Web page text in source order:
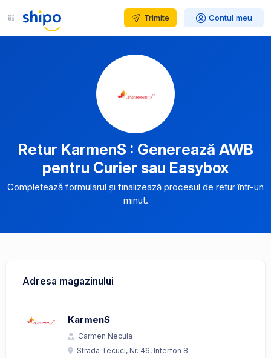
Trimite Contul meu
Retur KarmenS : Generează AWB
pentru Curier sau Easybox
Completează formularul și finalizează procesul de retur într-un
minut.
Adresa magazinului
KarmenS
Carmen Necula
Strada Tecuci, Nr. 46, Interfon 8